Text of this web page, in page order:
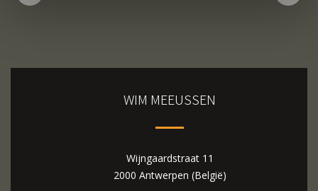
WIM MEEUSSEN
Wijngaardstraat 11
2000 Antwerpen (België)